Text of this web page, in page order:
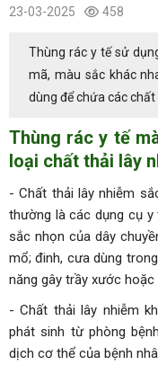
23-03-2025 458
Thùng rác y tế sử
mã, màu sắc khác
dùng để chứa các chất
Thùng rác y tế
loại chất thải lây
- Chất thải lây nhiễm
thường là các dụng cụ
sắc nhọn của dây
mổ; đinh, cưa dùng
năng gây trầy xước hoặc
- Chất thải lây nhiễm
phát sinh từ phòng
dịch cơ thể của bệnh